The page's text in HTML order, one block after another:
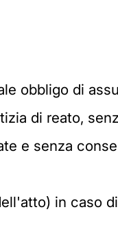
obbligo di
di reato,
e senza
in caso